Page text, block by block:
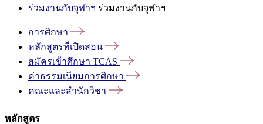
ร่วมงานกับจุฬาฯ ร่วมงานกับจุฬาฯ
การศึกษา
หลักสูตรที่เปิดสอน
สมัครเข้าศึกษา TCAS
ค่าธรรมเนียมการศึกษา
คณะและสำนักวิชา
หลักสูตร